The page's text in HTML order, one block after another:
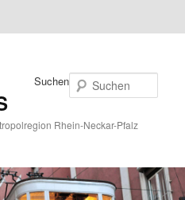
Rhein-Neckar-Pfalz
Suchen